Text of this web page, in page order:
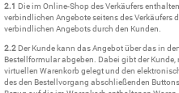
2.1 Die im Online-Shop des Verkäufers
verbindlichen Angebote seitens des Verkäufers
verbindlichen Angebots durch den Kunden.
2.2 Der Kunde kann das Angebot über das in
Bestellformular abgeben. Dabei gibt der
virtuellen Warenkorb gelegt und den
des den Bestellvorgang abschließenden